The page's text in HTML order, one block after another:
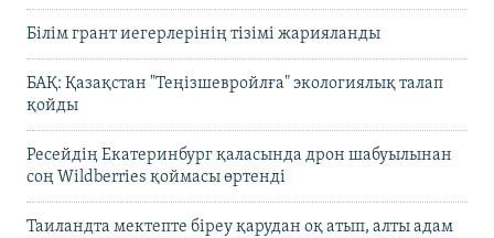
Білім грант иегерлерінің тізімі жарияланды
БАҚ: Қазақстан "Теңізшевройлға" экологиялық талап
қойды
Ресейдің Екатеринбург қаласында дрон шабуылынан
соң Wildberries қоймасы өртенді
Таиландта мектепте біреу қарудан оқ атып, алты адам